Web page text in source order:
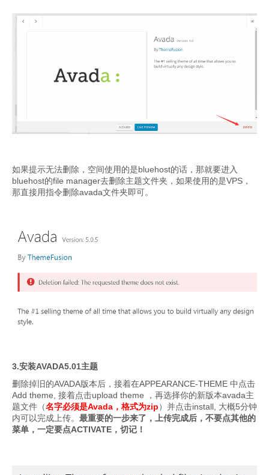
如果提示无法删除，空间使用的是bluehost的话，那就要进入
bluehost的file manager去删除主题文件夹，如果使用的是VPS，
那直接用指令删除avada文件夹即可。
3.安装AVADA5.01主题
删除掉旧的AVADA版本后，接着在APPEARANCE-THEME 中点击
Add theme, 接着点击upload theme ，再选择你的新版本avada主
题文件（名字必须是Avada，格式为zip）并点击install, 大概5分钟
内可以完成上传。 最重要的一步来了，上传完成后，不要点其他的
菜单，一定要点ACTIVATE，切记！